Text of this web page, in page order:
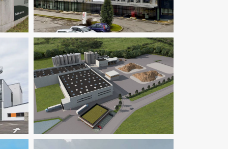
Fluides Industrie Ingenierie TCE
Structure
Thermique VRD